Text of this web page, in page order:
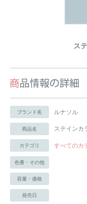
ス
ブランド名 ルナソル
商品名 ステインカ
カテゴリ すべてのカ
色番・その他
容量・価格
発売日